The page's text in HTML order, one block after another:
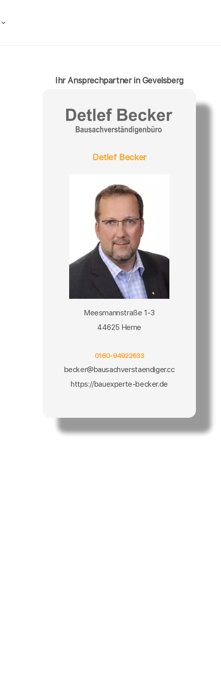
Ihr Ansprechpartner in Gevelsberg
Detlef Becker
Meesmannstraße 1-3
44625 Herne
0160-94922633
becker@bausachverstaendiger.cc
https://bauexperte-becker.de